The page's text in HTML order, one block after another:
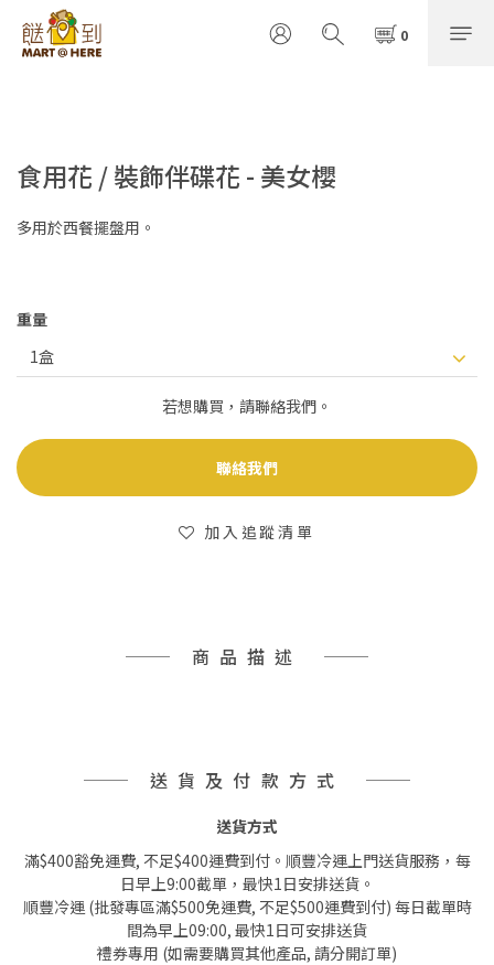
食用花 / 裝飾伴碟花 - 美女櫻
多用於西餐擺盤用。
重量
若想購買，請聯絡我們。
聯絡我們
加入追蹤清單
商品描述
送貨及付款方式
送貨方式
滿$400豁免運費, 不足$400運費到付。順豐冷運上門送貨服務，每
日早上9:00截單，最快1日安排送貨。
順豐冷運 (批發專區滿$500免運費, 不足$500運費到付) 每日截單時
間為早上09:00, 最快1日可安排送貨
禮券專用 (如需要購買其他產品, 請分開訂單)